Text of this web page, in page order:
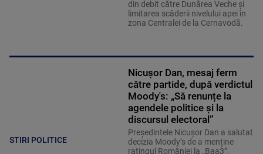
din debit către Dunărea Veche și
limitarea scăderii nivelului apei în
zona Centralei de la Cernavodă.
STIRI POLITICE
Nicușor Dan, mesaj ferm
către partide, după verdictul
Moody's: „Să renunțe la
agendele politice şi la
discursul electoral”
Președintele Nicușor Dan a salutat
decizia Moody’s de a menține
ratingul României la „Baa3”,